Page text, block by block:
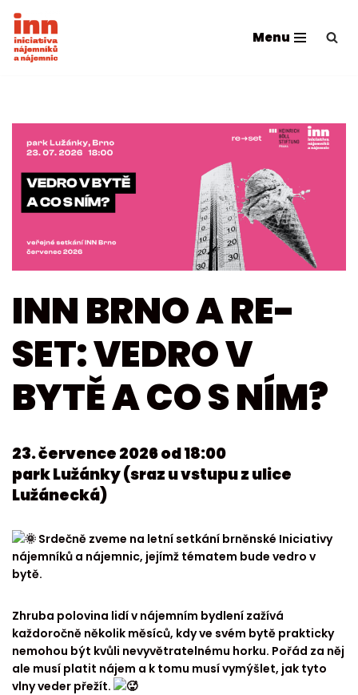
Přeskočit
na
Menu
INN BRNO A RE-
SET: VEDRO V
BYTĚ A CO S NÍM?
23. července 2026 od 18:00
park Lužánky (sraz u vstupu z ulice
Lužánecká)
Srdečně zveme na letní setkání brněnské Iniciativy
nájemníků a nájemnic, jejímž tématem bude vedro v
bytě.
Zhruba polovina lidí v nájemním bydlení zažívá
každoročně několik měsíců, kdy ve svém bytě prakticky
nemohou být kvůli nevyvětratelnému horku. Pořád za něj
ale musí platit nájem a k tomu musí vymýšlet, jak tyto
vlny veder přežít.